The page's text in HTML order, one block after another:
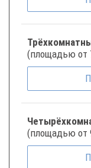
(площадью от
(площадью от